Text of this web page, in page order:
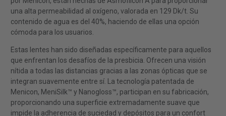
una alta permeabilidad al oxígeno, valorada en 129 Dk/t. Su
contenido de agua es del 40%, haciendo de ellas una opción
cómoda para los usuarios.
Estas lentes han sido diseñadas específicamente para aquellos
que enfrentan los desafíos de la presbicia. Ofrecen una visión
nítida a todas las distancias gracias a las zonas ópticas que se
integran suavemente entre sí. La tecnología patentada de
Menicon, MeniSilk™ y Nanogloss™, participan en su fabricación,
proporcionando una superficie extremadamente suave que
impide la adherencia de suciedad y depósitos para un confort